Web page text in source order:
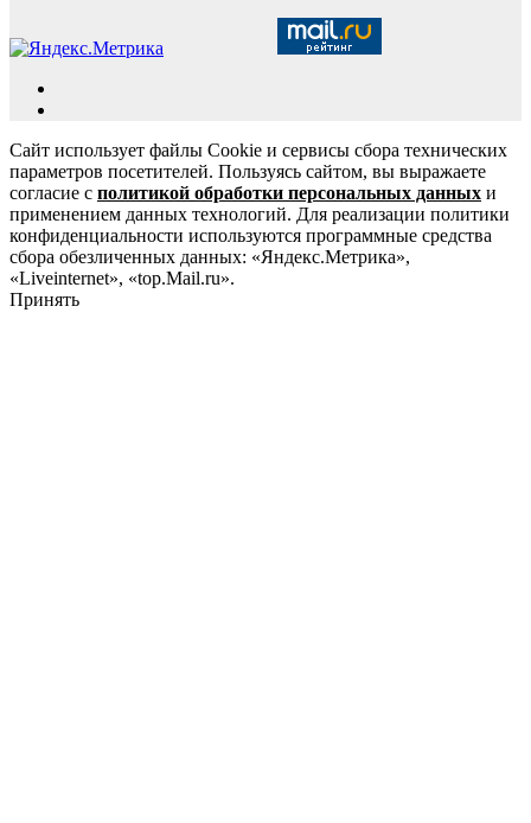
Сайт использует файлы Cookie и сервисы сбора технических
параметров посетителей. Пользуясь сайтом, вы выражаете
согласие с политикой обработки персональных данных и
применением данных технологий. Для реализации политики
конфиденциальности используются программные средства
сбора обезличенных данных: «Яндекс.Метрика»,
«Liveinternet», «top.Mail.ru».
Принять